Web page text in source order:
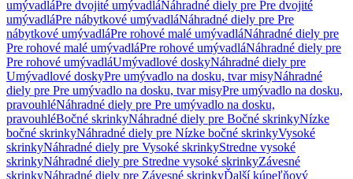
umývadláPre dvojité umývadláNáhradné diely pre Pre dvojité
umývadláPre nábytkové umývadláNáhradné diely pre Pre
nábytkové umývadláPre rohové malé umývadláNáhradné diely pre
Pre rohové malé umývadláPre rohové umývadláNáhradné diely pre
Pre rohové umývadláUmývadlové doskyNáhradné diely pre
Umývadlové doskyPre umývadlo na dosku, tvar misyNáhradné
diely pre Pre umývadlo na dosku, tvar misyPre umývadlo na dosku,
pravouhléNáhradné diely pre Pre umývadlo na dosku,
pravouhléBočné skrinkyNáhradné diely pre Bočné skrinkyNízke
bočné skrinkyNáhradné diely pre Nízke bočné skrinkyVysoké
skrinkyNáhradné diely pre Vysoké skrinkyStredne vysoké
skrinkyNáhradné diely pre Stredne vysoké skrinkyZávesné
skrinkyNáhradné diely pre Závesné skrinkyĎalší kúpeľňový